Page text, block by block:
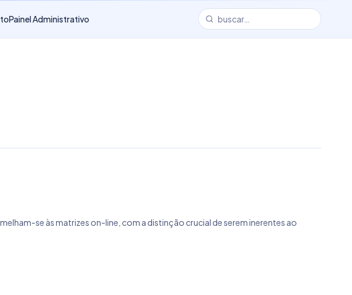
Painel Administrativo
se às matrizes on-line, com a distinção crucial de serem inerentes ao